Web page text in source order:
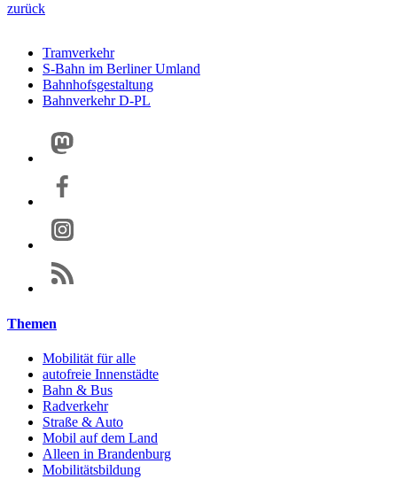
zurück
Tramverkehr
S-Bahn im Berliner Umland
Bahnhofsgestaltung
Bahnverkehr D-PL
Themen
Mobilität für alle
autofreie Innenstädte
Bahn & Bus
Radverkehr
Straße & Auto
Mobil auf dem Land
Alleen in Brandenburg
Mobilitätsbildung